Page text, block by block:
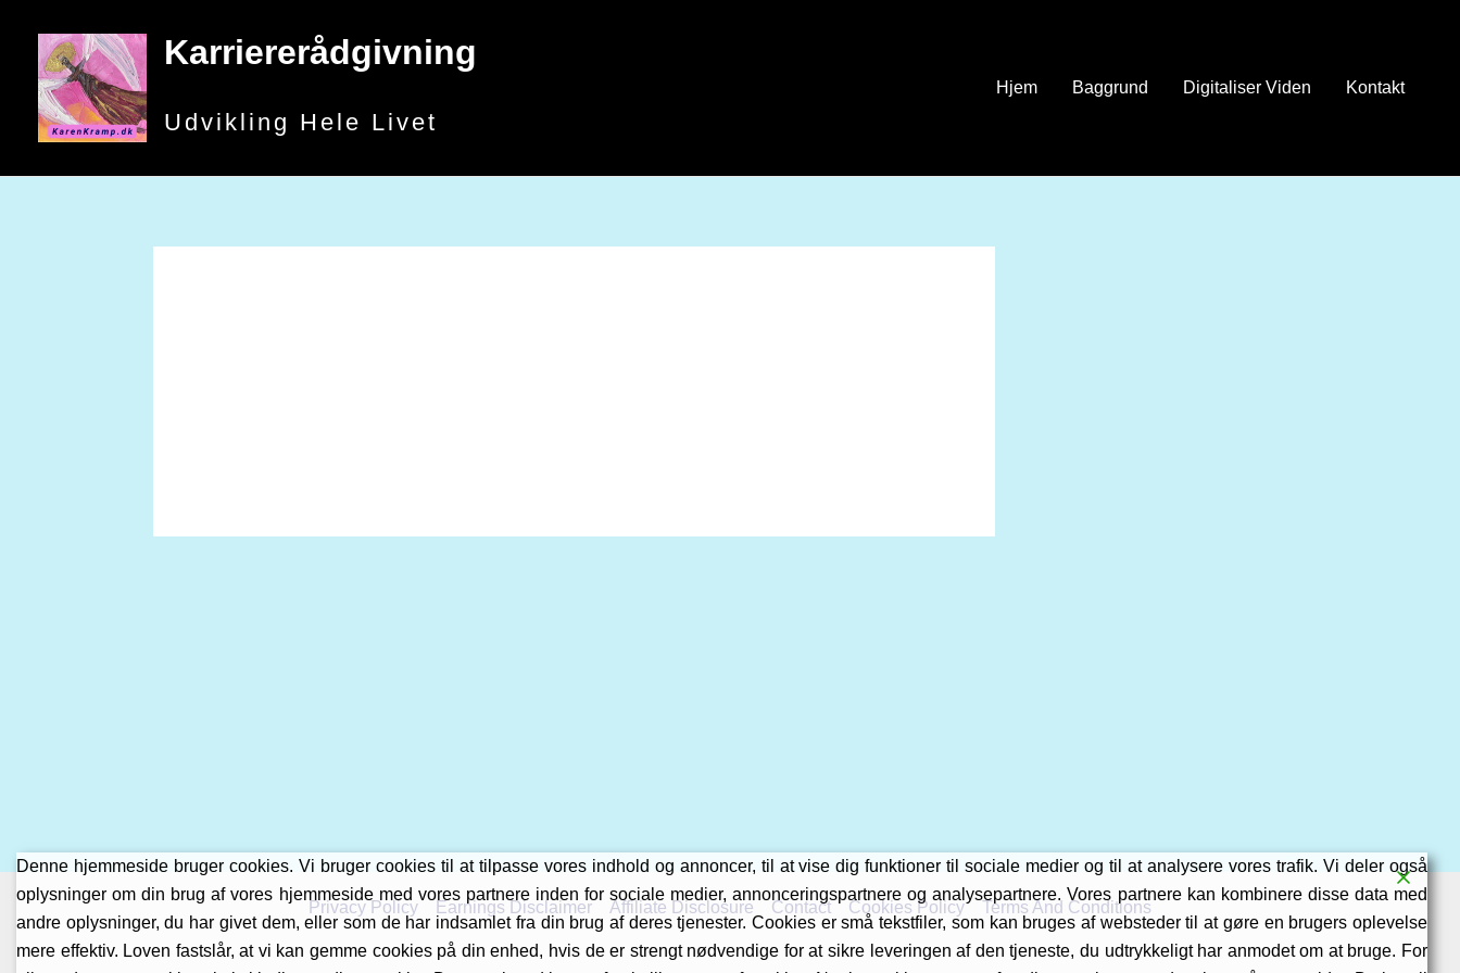
indholdet
Karriererådgivning
Udvikling Hele Livet
Hjem Baggrund Digitaliser Viden Kontakt
Privacy Policy Earnings Disclaimer Affiliate Disclosure Contact Cookies Policy Terms And Conditions
Denne hjemmeside bruger cookies. Vi bruger cookies til at tilpasse vores indhold og annoncer, til at vise dig funktioner til sociale medier og til at analysere vores trafik. Vi deler også
oplysninger om din brug af vores hjemmeside med vores partnere inden for sociale medier, annonceringspartnere og analysepartnere. Vores partnere kan kombinere disse data med
andre oplysninger, du har givet dem, eller som de har indsamlet fra din brug af deres tjenester. Cookies er små tekstfiler, som kan bruges af websteder til at gøre en brugers oplevelse
mere effektiv. Loven fastslår, at vi kan gemme cookies på din enhed, hvis de er strengt nødvendige for at sikre leveringen af den tjeneste, du udtrykkeligt har anmodet om at bruge. For